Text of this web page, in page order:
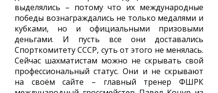
выделялись – потому что их международные
победы вознаграждались не только медалями и
кубками, но и официальными призовыми
деньгами. И пусть все они доставались
Спорткомитету СССР, суть от этого не менялась.
Сейчас шахматистам можно не скрывать свой
профессиональный статус. Они и не скрывают
на своём сайте – главный тренер ФШРК